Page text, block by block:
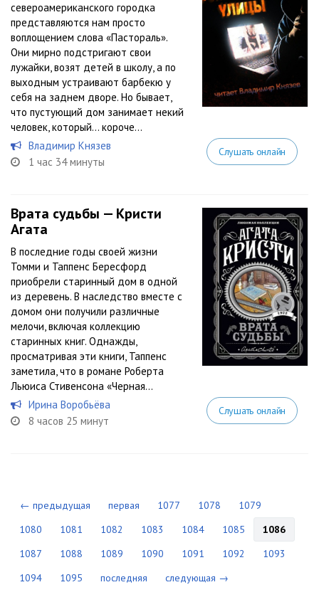
североамериканского городка
представляются нам просто
воплощением слова «Пастораль».
Они мирно подстригают свои
лужайки, возят детей в школу, а по
выходным устраивают барбекю у
себя на заднем дворе. Но бывает,
что пустующий дом занимает некий
человек, который… короче...
Владимир Князев
1 час 34 минуты
Слушать онлайн
Врата судьбы — Кристи
Агата
В последние годы своей жизни
Томми и Таппенс Бересфорд
приобрели старинный дом в одной
из деревень. В наследство вместе с
домом они получили различные
мелочи, включая коллекцию
старинных книг. Однажды,
просматривая эти книги, Таппенс
заметила, что в романе Роберта
Льюиса Стивенсона «Черная...
Ирина Воробьёва
8 часов 25 минут
Слушать онлайн
← предыдущая первая 1077 1078
1079
1080
1081 1082 1083 1084 1085
1086
1087
1088 1089 1090 1091 1092
1093
1094
1095 последняя следующая →